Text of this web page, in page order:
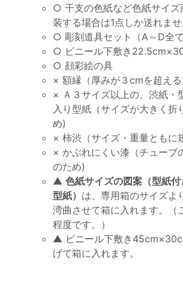
○ 干支の色紙など色紙サイズ
装する場合は1点しか送れませ
○ 彫刻道具セット（A～D全て
○ ビニール下敷き
○ 顔彩絵の具
× 額縁（厚みが３cmを超え
× Ａ３サイズ以上の、渋紙・
入り型紙（サイズが大きく折
め)
× 柿渋（サイズ・重量ともに
× かぶれにくい漆（チューブ
のため)
▲ 色紙サイズの図案（型紙
型紙） は、専用箱のサイズよ
湾曲させて箱に入れます。（
程度です。）
▲ ビニール下敷き
げて箱に入れます。